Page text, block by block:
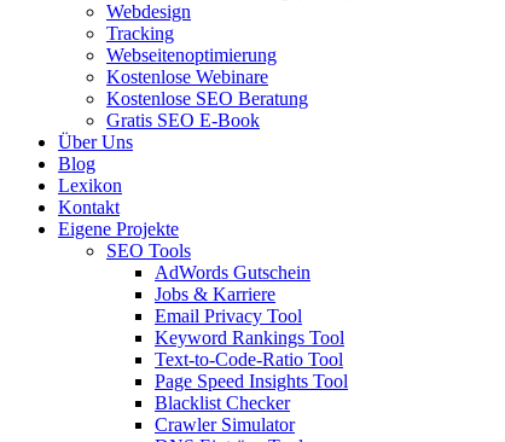
Webdesign
Tracking
Webseitenoptimierung
Kostenlose Webinare
Kostenlose SEO Beratung
Gratis SEO E-Book
Über Uns
Blog
Lexikon
Kontakt
Eigene Projekte
SEO Tools
AdWords Gutschein
Jobs & Karriere
Email Privacy Tool
Keyword Rankings Tool
Text-to-Code-Ratio Tool
Page Speed Insights Tool
Blacklist Checker
Crawler Simulator